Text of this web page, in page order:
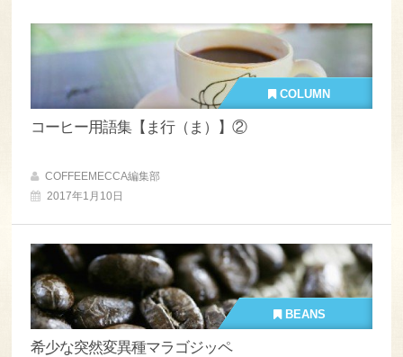
COLUMN
コーヒー用語集【ま行（ま）】②
COFFEEMECCA編集部
2017年1月10日
BEANS
希少な突然変異種マラゴジッペ